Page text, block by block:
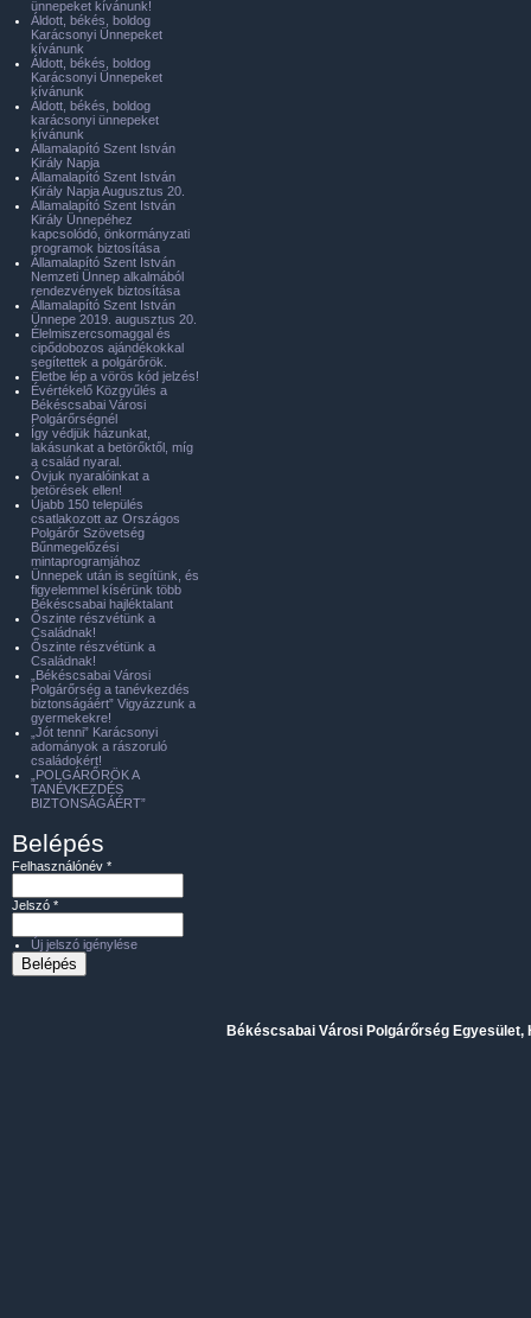
ünnepeket kívánunk!
Áldott, békés, boldog
Karácsonyi Ünnepeket
kívánunk
Áldott, békés, boldog
Karácsonyi Ünnepeket
kívánunk
Áldott, békés, boldog
karácsonyi ünnepeket
kívánunk
Államalapító Szent István
Király Napja
Államalapító Szent István
Király Napja Augusztus 20.
Államalapító Szent István
Király Ünnepéhez
kapcsolódó, önkormányzati
programok biztosítása
Államalapító Szent István
Nemzeti Ünnep alkalmából
rendezvények biztosítása
Államalapító Szent István
Ünnepe 2019. augusztus 20.
Élelmiszercsomaggal és
cipődobozos ajándékokkal
segítettek a polgárőrök.
Életbe lép a vörös kód jelzés!
Évértékelő Közgyűlés a
Békéscsabai Városi
Polgárőrségnél
Így védjük házunkat,
lakásunkat a betörőktől, míg
a család nyaral.
Óvjuk nyaralóinkat a
betörések ellen!
Újabb 150 település
csatlakozott az Országos
Polgárőr Szövetség
Bűnmegelőzési
mintaprogramjához
Ünnepek után is segítünk, és
figyelemmel kísérünk több
Békéscsabai hajléktalant
Őszinte részvétünk a
Családnak!
Őszinte részvétünk a
Családnak!
„Békéscsabai Városi
Polgárőrség a tanévkezdés
biztonságáért” Vigyázzunk a
gyermekekre!
„Jót tenni” Karácsonyi
adományok a rászoruló
családokért!
„POLGÁRŐRÖK A
TANÉVKEZDÉS
BIZTONSÁGÁÉRT”
Belépés
Felhasználónév *
Jelszó *
Új jelszó igénylése
Békéscsabai Városi Polgárőrség Egyesület,